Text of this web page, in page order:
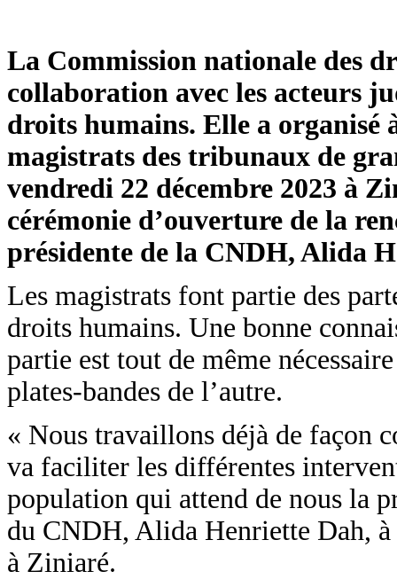
La Commission nationale des
collaboration avec les acteurs
droits humains. Elle a organisé
magistrats des tribunaux de
vendredi 22 décembre 2023 à
cérémonie d’ouverture de la
présidente de la CNDH, Alida
Les magistrats font partie des
droits humains. Une bonne
partie est tout de même
plates-bandes de l’autre.
« Nous travaillons déjà de façon
va faciliter les différentes
population qui attend de nous la
du CNDH, Alida Henriette Dah,
à Ziniaré.